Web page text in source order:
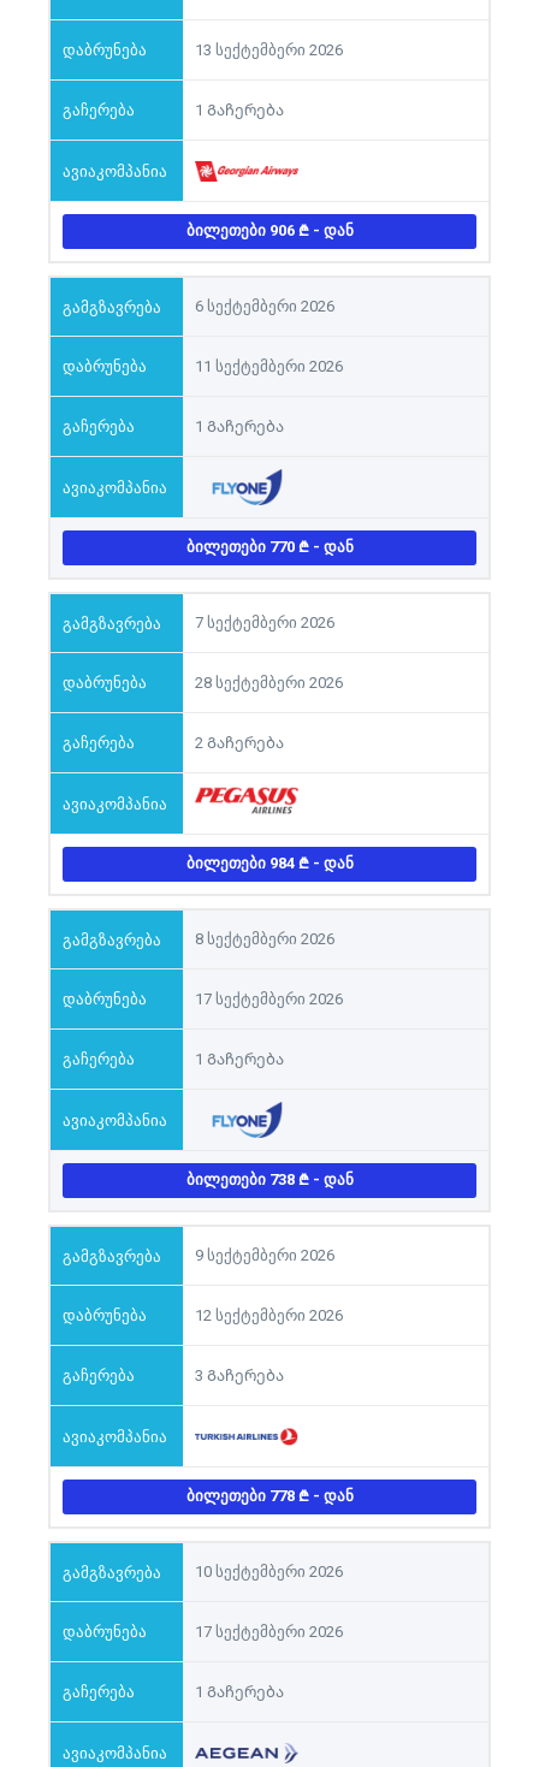
13 სექტემბერი 2026
1 Გაჩერება
ᲑᲘᲚᲔᲗᲔᲑᲘ 906 - ᲓᲐᲜ
6 სექტემბერი 2026
11 სექტემბერი 2026
1 Გაჩერება
ᲑᲘᲚᲔᲗᲔᲑᲘ 770 - ᲓᲐᲜ
7 სექტემბერი 2026
28 სექტემბერი 2026
2 Გაჩერება
ᲑᲘᲚᲔᲗᲔᲑᲘ 984 - ᲓᲐᲜ
8 სექტემბერი 2026
17 სექტემბერი 2026
1 Გაჩერება
ᲑᲘᲚᲔᲗᲔᲑᲘ 738 - ᲓᲐᲜ
9 სექტემბერი 2026
12 სექტემბერი 2026
3 Გაჩერება
ᲑᲘᲚᲔᲗᲔᲑᲘ 778 - ᲓᲐᲜ
10 სექტემბერი 2026
17 სექტემბერი 2026
1 Გაჩერება